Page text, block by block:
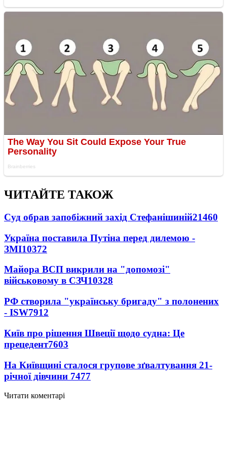
ЧИТАЙТЕ ТАКОЖ
Суд обрав запобіжний захід Стефанішиній21460
Україна поставила Путіна перед дилемою -
ЗМІ10372
Майора ВСП викрили на "допомозі"
військовому в СЗЧ10328
РФ створила "українську бригаду" з полонених
- ISW7912
Київ про рішення Швеції щодо судна: Це
прецедент7603
На Київщині сталося групове зґвалтування 21-
річної дівчини 7477
Читати коментарі